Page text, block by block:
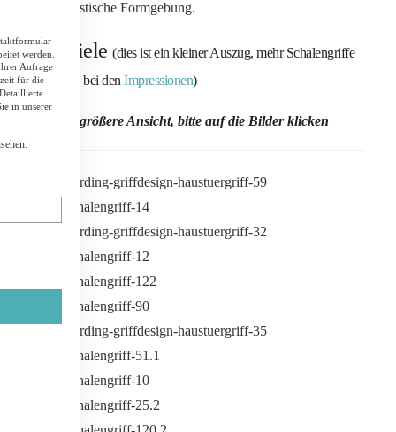
minimalistische Formgebung.
Beispiele (dies ist ein kleiner Auszug, mehr Schalengriffe
sehen Sie bei den Impressionen)
für eine größere Ansicht, bitte auf die Bilder klicken
werden.
Anfrage
für die
in unserer